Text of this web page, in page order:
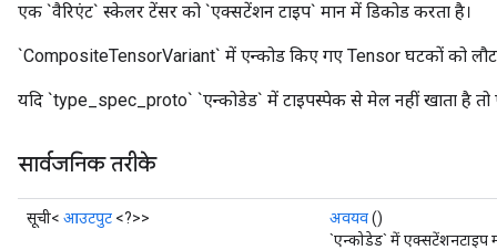
एक `वैरिएंट` स्केलर टेंसर को `एक्सटेंशन टाइप` मान में डिकोड करता है।
`CompositeTensorVariant` में एन्कोड किए गए Tensor घटकों को
यदि `type_spec_proto` `एन्कोडेड` में टाइपस्पेक से मेल नहीं खाता है तो एक
सार्वजनिक तरीके
सूची< आउटपुट <?>> अवयव()
`एन्कोडेड` में एक्सटेंशनटाइप